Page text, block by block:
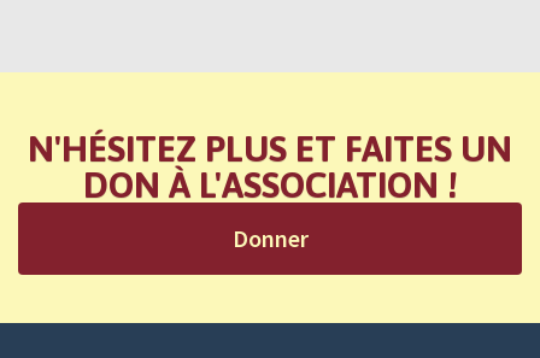
N'HÉSITEZ PLUS ET FAITES UN
DON À L'ASSOCIATION !
Donner